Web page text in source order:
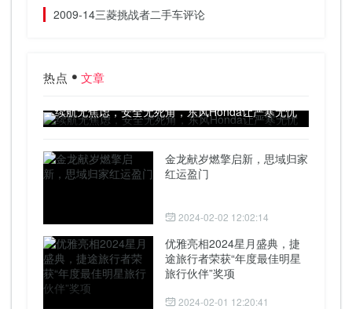
2009-14三菱挑战者二手车评论
热点 文章
续航无焦虑，安全无死角，东风Honda让严寒无忧
金龙献岁燃擎启新，思域归家
红运盈门
2024-02-02 12:02:14
优雅亮相2024星月盛典，捷
途旅行者荣获“年度最佳明星
旅行伙伴”奖项
2024-02-01 12:20:41